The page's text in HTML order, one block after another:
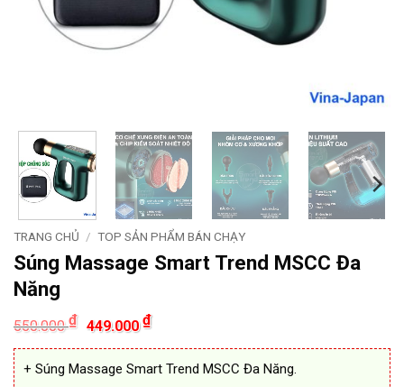
TRANG CHỦ / TOP SẢN PHẨM BÁN CHẠY
Súng Massage Smart Trend MSCC Đa
Năng
550.000₫
Giá
gốc
là:
550.000 ₫.
449.000₫Giá
hiện
tại
là:
449.000 ₫.
+ Súng Massage Smart Trend MSCC Đa Năng.